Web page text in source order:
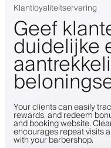
Klantloyaliteitservaring
Geef
duidelijke
Your clients can easily
rewards, and redeem
and booking website.
encourages repeat visits
with your barbershop.